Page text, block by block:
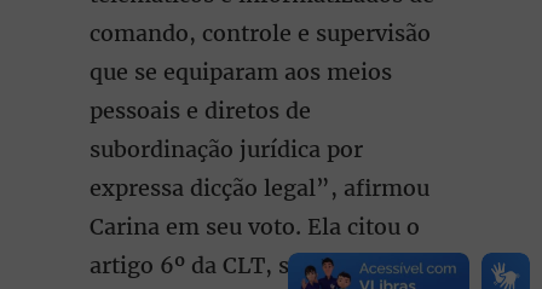
comando, controle e supervisão
que se equiparam aos meios
pessoais e diretos de
subordinação jurídica por
expressa dicção legal”, afirmou
Carina em seu voto. Ela citou o
artigo 6º da CLT, sobre relação de